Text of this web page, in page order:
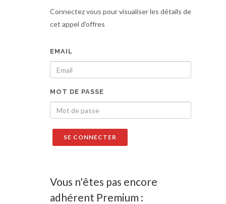
Connectez vous pour visualiser les détails de
cet appel d'offres
EMAIL
MOT DE PASSE
Vous n'êtes pas encore
adhérent Premium :